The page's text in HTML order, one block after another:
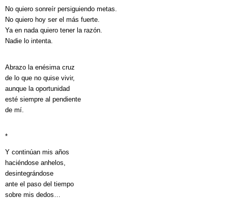
No quiero sonreír persiguiendo metas.
No quiero hoy ser el más fuerte.
Ya en nada quiero tener la razón.
Nadie lo intenta.
Abrazo la enésima cruz
de lo que no quise vivir,
aunque la oportunidad
esté siempre al pendiente
de mí.
*
Y continúan mis años
haciéndose anhelos,
desintegrándose
ante el paso del tiempo
sobre mis dedos…